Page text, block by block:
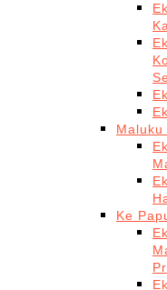
Ke